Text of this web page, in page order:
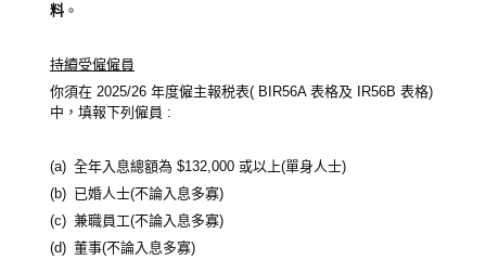
料 。
持續受僱僱員
你須在 2025/26 年度僱主報税表( BIR56A 表格及 IR56B 表格)
中，填報下列僱員 :
(a) 全年入息總額為 $132,000 或以上(單身人士)
(b) 已婚人士(不論入息多寡)
(c) 兼職員工(不論入息多寡)
(d) 董事(不論入息多寡)